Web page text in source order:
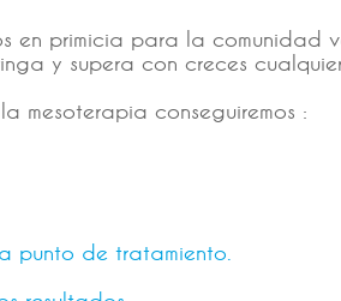
en primicia para la
y supera con creces
mesoterapia conseguiremos :
punto de tratamiento.